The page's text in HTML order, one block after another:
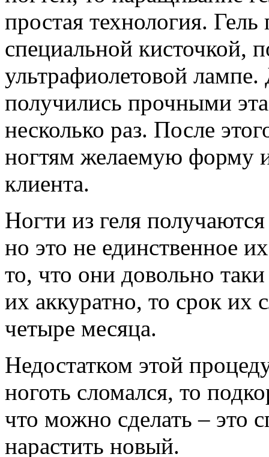
простая технология.
специальной кисточкой,
ультрафиолетовой лампе.
получились прочными
несколько раз. После
ногтям желаемую форму
клиента.
Ногти из геля
но это не единственное
то, что они довольно
их аккуратно, то срок их
четыре месяца.
Недостатком этой
ноготь сломался, то
что можно сделать – это
нарастить новый.